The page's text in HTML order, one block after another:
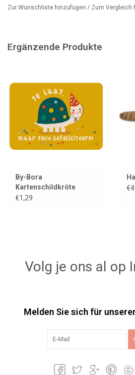
Geeignet für Kinder ab 3 Jahren und
Zur Wunschliste hinzufügen / Zum Vergleich
Ergänzende Produkte
By-Bora
Kartenschildkröte
€1,29
Volg je ons al op
Melden Sie sich für